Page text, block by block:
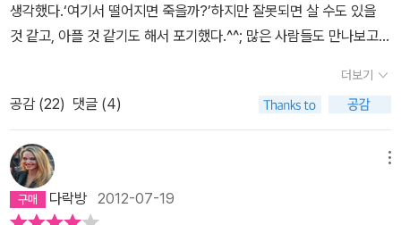
생각했다.‘여기서 떨어지면 죽을까?’하지만 잘못되면 살 수도 있을
것 같고, 아플 것 같기도 해서 포기했다.^^; 많은 사람들도 만나보고,
럴수록 마음속은 텅 비어버리는 듯 했다. 집으로 돌아오는 엘리베이
터의 거울을 바라보면 공허한 두 눈동자가 나를 바라보고 있었다. 무
엇으로도 채워질 것 같지 않은 외로움이 스멀스멀 찾아와 나를 집어
삼켰다. ‘젊음은 한순간이라고들 말하지만, 그 시간이 꽤 오래 계속되
지 않는가, 감당할 수 있는 것보다 더 긴 세월동안.(힐러리 맨틀, <사
랑의 실험>중에서, p9)’그렇게 끝나지 않아 죽을 것만 같은 현재를
더보기
공감 (22) 댓글 (4)
다락방 2012-07-19